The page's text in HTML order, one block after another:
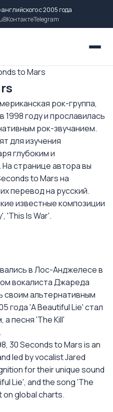
с 2005 года
ВКонтактеTelegram
to Mars
рок-группа,
году и прославилась
рок-звучанием.
для изучения
глубоким и
странице автора вы
to Mars на
перевод на русский.
известные композиции
'This Is War'.
в Лос-Анджелесе в
вокалиста Джареда
своим альтернативным
года 'A Beautiful Lie' стал
песня 'The Kill'
30 Seconds to Mars is an
led by vocalist Jared
for their unique sound
Lie', and the song 'The
on global charts.